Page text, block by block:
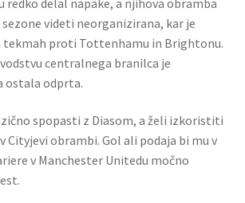
videti neorganizirana, kar je
tekmah proti Tottenhamu in Brightonu.
centralnega branilca je
ostala odprta.
spopasti z Diasom, a želi izkoristiti
Cityjevi obrambi. Gol ali podaja bi mu v
v Manchester Unitedu močno